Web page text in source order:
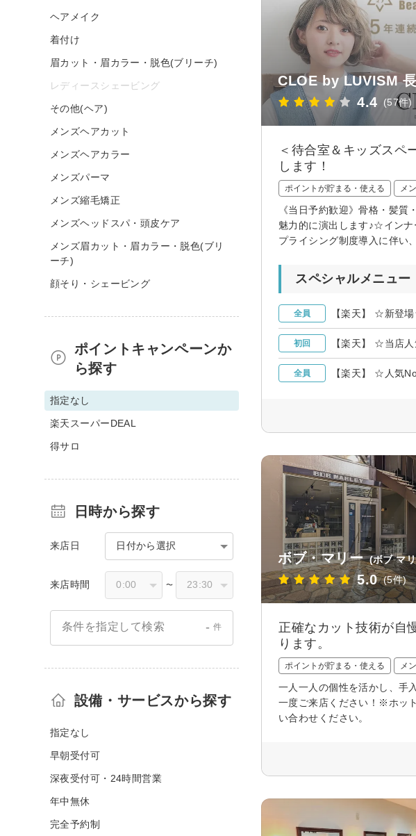
CLOE by LUVISM
4.4 (57件)
＜待合室＆キッズス
します！
ポイントが貯まる・使える メ
《当日予約歓迎》骨格・髪
魅力的に演出します♪☆イン
プライシング制度導入に伴い
スペシャルメニュー
全員 【楽天】 ☆新登
初回 【楽天】 ☆当店
全員 【楽天】 ☆人気
ボブ・マリー (ボブ マ
5.0 (5件)
正確なカット技術が自
ります。
ポイントが貯まる・使える メ
一人一人の個性を活かし、手
一度ご来店ください！※ホッ
い合わせください。
ヘアメイク
着付け
眉カット・眉カラー・脱色(ブリーチ)
レディースシェービング
その他(ヘア)
メンズヘアカット
メンズヘアカラー
メンズパーマ
メンズ縮毛矯正
メンズヘッドスパ・頭皮ケア
メンズ眉カット・眉カラー・脱色(ブリ
ーチ)
顔そり・シェービング
ポイントキャンペーンか
ら探す
指定なし
楽天スーパーDEAL
得サロ
日時から探す
来店日 日付から選択
来店時間 〜
条件を指定して検索 - 件
設備・サービスから探す
指定なし
早朝受付可
深夜受付可・24時間営業
年中無休
完全予約制